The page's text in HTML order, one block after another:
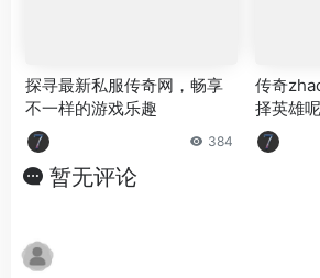
探寻最新私服传奇网，畅享
不一样的游戏乐趣
384
传奇
择英雄
暂无评论